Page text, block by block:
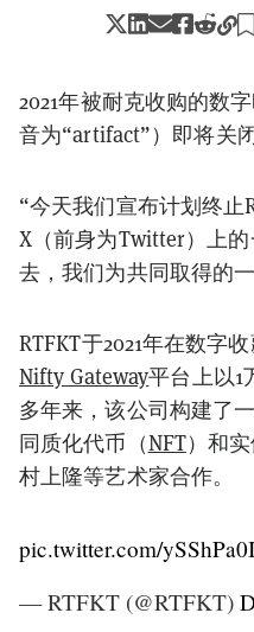
2021年被耐克收购的数
音为“artifact”）即将关闭
“今天我们宣布计划终止
X（前身为Twitter）上
去，我们为共同取得的
RTFKT于2021年在数字
Nifty Gateway平台上以1
多年来，该公司构建了
同质化代币（NFT）和
村上隆等艺术家合作。
pic.twitter.com/
— RTFKT (@RTFKT)